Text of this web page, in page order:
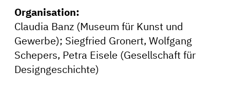
Organisation:
Claudia Banz (Museum für Kunst und
Gewerbe); Siegfried Gronert, Wolfgang
Schepers, Petra Eisele (Gesellschaft für
Designgeschichte)